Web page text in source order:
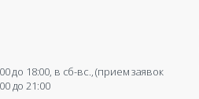
до 18:00, в сб-вс., (прием заявок
до 21:00